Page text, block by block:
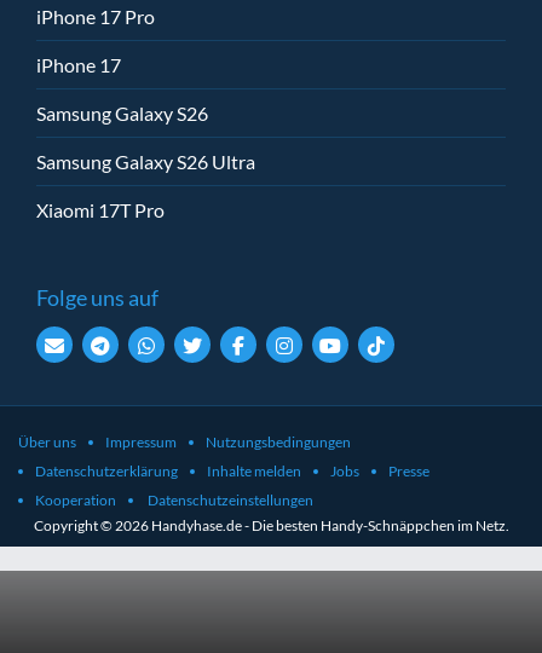
iPhone 17 Pro
iPhone 17
Samsung Galaxy S26
Samsung Galaxy S26 Ultra
Xiaomi 17T Pro
Folge uns auf
Über uns Impressum
Nutzungsbedingungen
Datenschutzerklärung
Inhalte melden Jobs
Presse
Kooperation
Datenschutzeinstellungen
Copyright © 2026 Handyhase.de - Die besten Handy-Schnäppchen im Netz.